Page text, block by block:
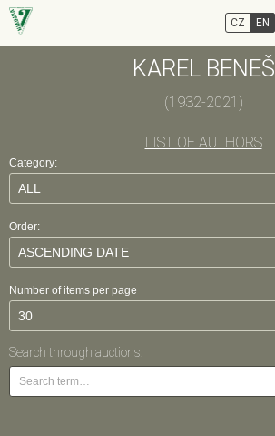
KAREL BENEŠ
(1932-2021)
LIST OF AUTHORS
Category:
Order:
Number of items per page
Search through auctions:
CZ EN